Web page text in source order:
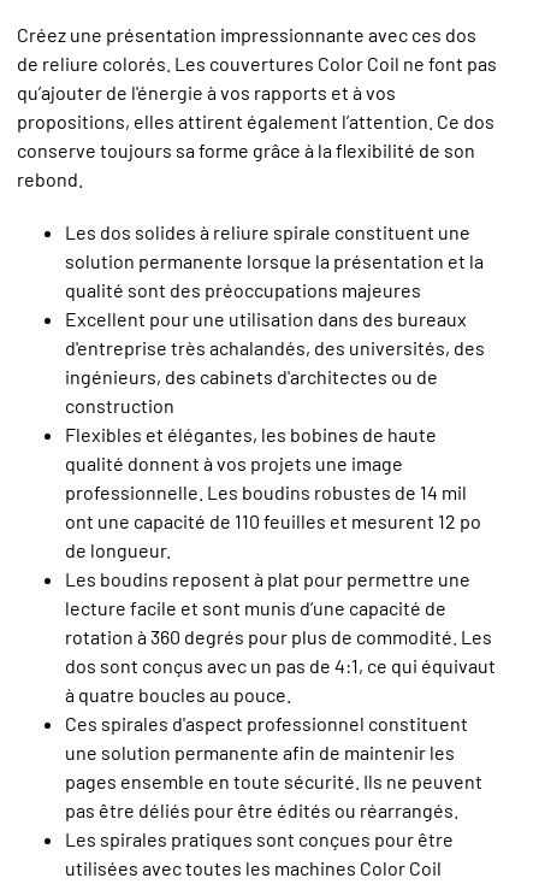
Créez une présentation impressionnante avec ces dos
de reliure colorés. Les couvertures Color Coil ne font pas
qu’ajouter de l'énergie à vos rapports et à vos
propositions, elles attirent également l’attention. Ce dos
conserve toujours sa forme grâce à la flexibilité de son
rebond.
Les dos solides à reliure spirale constituent une
solution permanente lorsque la présentation et la
qualité sont des préoccupations majeures
Excellent pour une utilisation dans des bureaux
d'entreprise très achalandés, des universités, des
ingénieurs, des cabinets d'architectes ou de
construction
Flexibles et élégantes, les bobines de haute
qualité donnent à vos projets une image
professionnelle. Les boudins robustes de 14 mil
ont une capacité de 110 feuilles et mesurent 12 po
de longueur.
Les boudins reposent à plat pour permettre une
lecture facile et sont munis d’une capacité de
rotation à 360 degrés pour plus de commodité. Les
dos sont conçus avec un pas de 4:1, ce qui équivaut
à quatre boucles au pouce.
Ces spirales d'aspect professionnel constituent
une solution permanente afin de maintenir les
pages ensemble en toute sécurité. Ils ne peuvent
pas être déliés pour être édités ou réarrangés.
Les spirales pratiques sont conçues pour être
utilisées avec toutes les machines Color Coil